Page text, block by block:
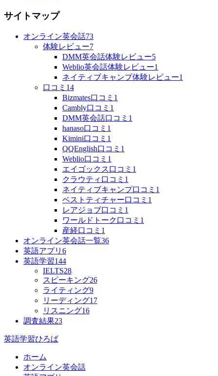
サイトマップ
オンライン英会話73
体験レビュー7
DMM英会話体験レビュー5
Weblio英会話体験レビュー1
ネイティブキャンプ体験レビュー1
口コミ 14
Bizmates口コミ 1
Cambly口コミ 1
DMM英会話口コミ 1
hanaso口コミ 1
Kimini口コミ 1
QQEnglish口コミ 1
Weblio口コミ 1
エイゴックス口コミ 1
クラウティ口コミ 1
ネイティブキャンプ口コミ 1
ベストティチャー口コミ 1
レアジョブ口コミ 1
ワールドトーク口コミ 1
産経口コミ 1
オンライン英会話一覧36
英語アプリ 6
英語学習144
IELTS28
スピーキング26
ライティング9
リーディング17
リスニング16
調査結果23
英語学習ひろば
ホーム
オンライン英会話